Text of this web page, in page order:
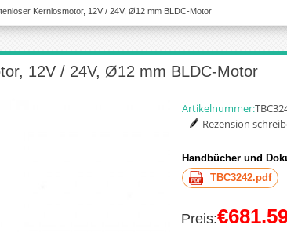
Kernlosmotor, 12V / 24V, Ø12 mm BLDC-Motor
12V / 24V, Ø12 mm BLDC-Motor
Artikelnummer:
Rezension
Handbücher und
TBC3242.pdf
Preis: